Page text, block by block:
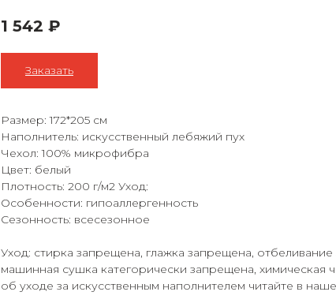
1 542 ₽
Заказать
Размер: 172*205 см
Наполнитель: искусственный лебяжий пух
Чехол: 100% микрофибра
Цвет: белый
Плотность: 200 г/м2 Уход:
Особенности: гипоаллергенность
Сезонность: всесезонное
Уход: стирка запрещена, глажка запрещена,
машинная сушка категорически запрещена, химическая
об уходе за искусственным наполнителем читайте в